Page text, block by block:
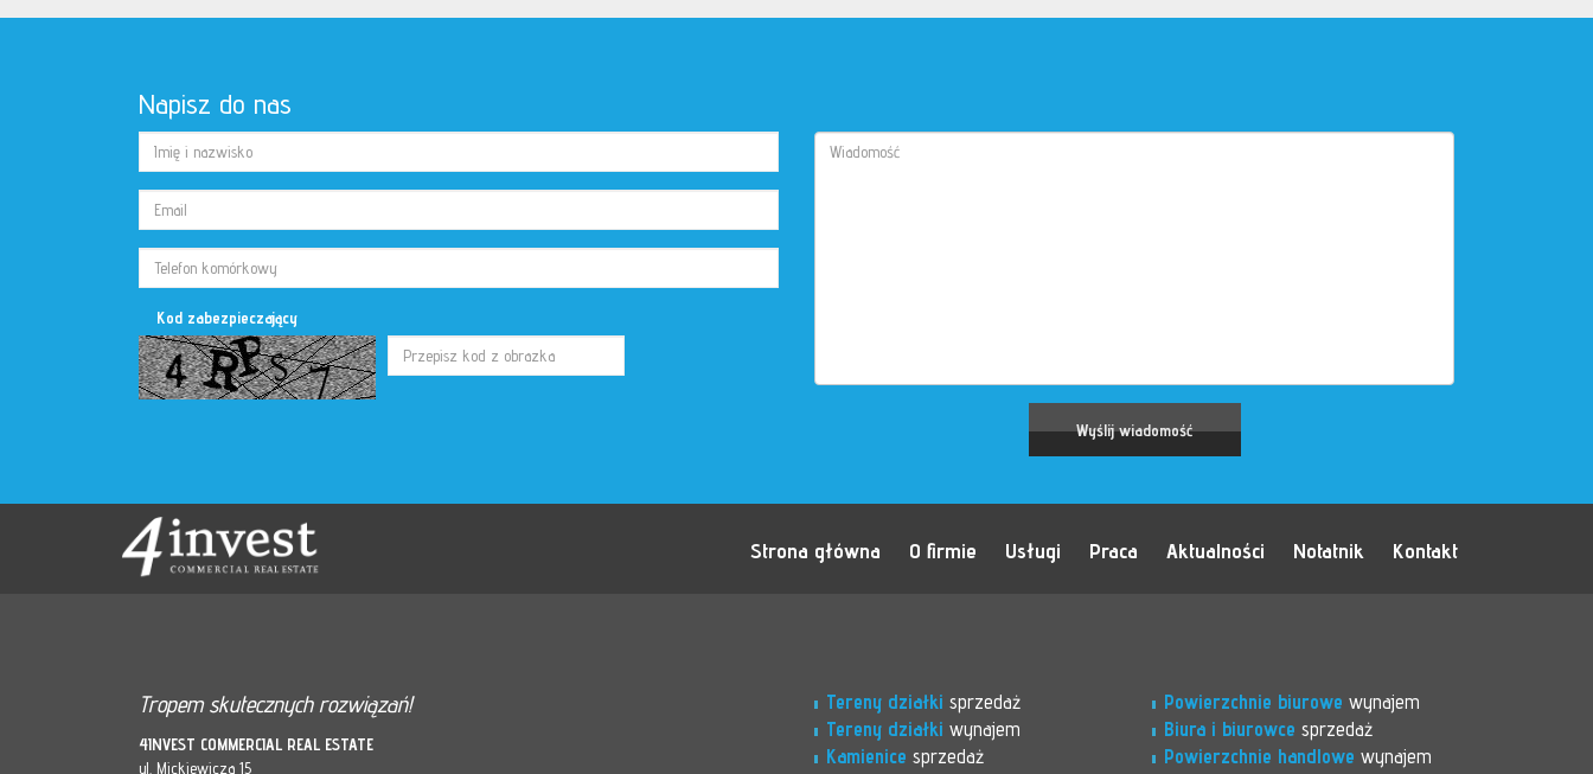
Napisz do nas
Kod zabezpieczający
Strona główna O firmie Usługi Praca Aktualności Notatnik Kontakt
Tropem skutecznych rozwiązań!
4INVEST COMMERCIAL REAL ESTATE
ul. Mickiewicza 15
Tereny działki sprzedaż
Tereny działki wynajem
Kamienice sprzedaż
Powierzchnie biurowe wynajem
Biura i biurowce sprzedaż
Powierzchnie handlowe wynajem